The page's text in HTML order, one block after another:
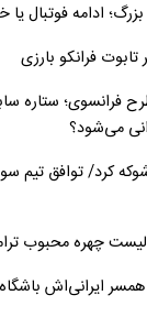
ادامه فوتبال
فرانکو بارزی
فرانسوی؛ ستاره
می‌شود؟
کرد/ توافق تیم
چهره محبوب
ایرانی‌اش